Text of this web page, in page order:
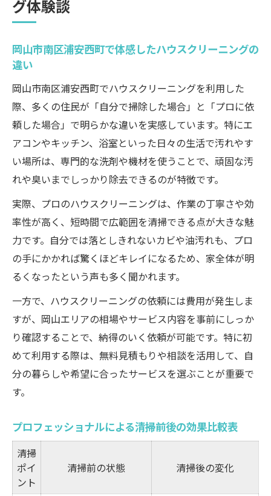
一歩
ップ術
エアコン掃除を怠ると起こるトラブル例
ハウスクリーニングで実現するエアコン長
寿命化
岡山市南区浦安西町で人気のエアコンサー
ビス比較表
プロによるエアコン内部クリーニングの魅
力
自分で行う掃除とプロ依頼の違いを徹底解
説
家電や家具も守る清掃方法を深掘り解説
家電メンテナンスに適したハウスクリーニ
ング術
プロフェッショナルが実践する家具清掃の
コツ
家電・家具別おすすめ清掃方法一覧表
汚れに強い素材と日常ケアのポイント
由
プロフェッショナル目線で知る快適生活のコツ
快適空間を作るハウスクリーニング活用法
グ体験談
岡山市南区浦安西町で体感したハウスクリーニングの
違い
岡山市南区浦安西町でハウスクリーニングを利用した
際、多くの住民が「自分で掃除した場合」と「プロに依
頼した場合」で明らかな違いを実感しています。特にエ
アコンやキッチン、浴室といった日々の生活で汚れやす
い場所は、専門的な洗剤や機材を使うことで、頑固な汚
れや臭いまでしっかり除去できるのが特徴です。
実際、プロのハウスクリーニングは、作業の丁寧さや効
率性が高く、短時間で広範囲を清掃できる点が大きな魅
力です。自分では落としきれないカビや油汚れも、プロ
の手にかかれば驚くほどキレイになるため、家全体が明
るくなったという声も多く聞かれます。
一方で、ハウスクリーニングの依頼には費用が発生しま
すが、岡山エリアの相場やサービス内容を事前にしっか
り確認することで、納得のいく依頼が可能です。特に初
めて利用する際は、無料見積もりや相談を活用して、自
分の暮らしや希望に合ったサービスを選ぶことが重要で
す。
プロフェッショナルによる清掃前後の効果比較表
清掃
ポイ
ント
清掃前の状態 清掃後の変化